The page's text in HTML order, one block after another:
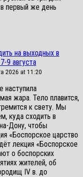
первый же день
на выходных в
9 августа
2026 at 11:20
наступила
жара. Тело плавится,
к свету. Мы
куда сходить в
Дону, чтобы
«Боспорское царство
лекция «Боспорское
о боспорских
жителей, об
IV в. до